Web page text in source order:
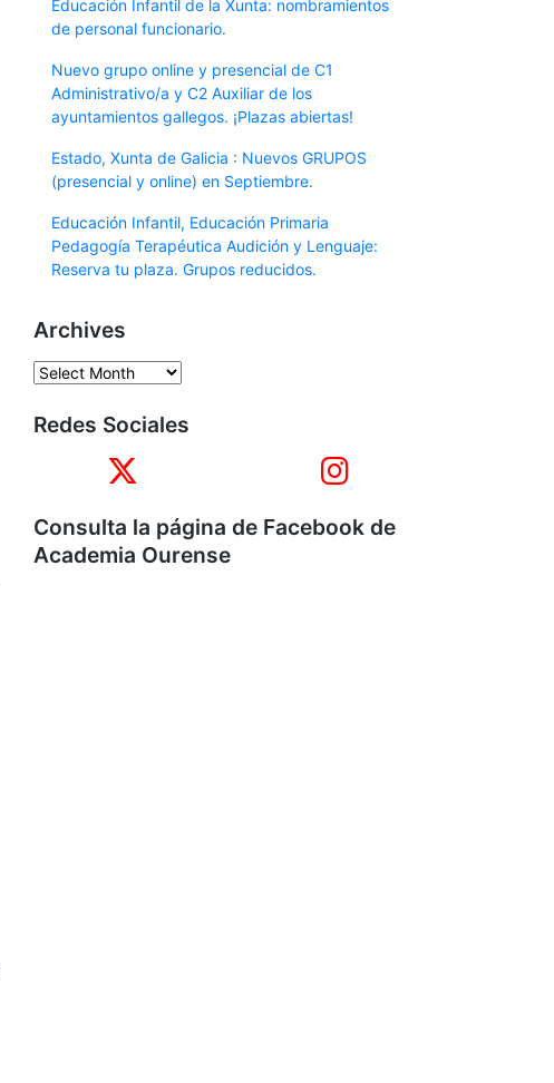
Educación Infantil de la Xunta: nombramientos
de personal funcionario.
Nuevo grupo online y presencial de C1
Administrativo/a y C2 Auxiliar de los
ayuntamientos gallegos. ¡Plazas abiertas!
Estado, Xunta de Galicia : Nuevos GRUPOS
(presencial y online) en Septiembre.
Educación Infantil, Educación Primaria
Pedagogía Terapéutica Audición y Lenguaje:
Reserva tu plaza. Grupos reducidos.
Archives
Archives
Redes Sociales
Consulta la página de Facebook de
Academia Ourense